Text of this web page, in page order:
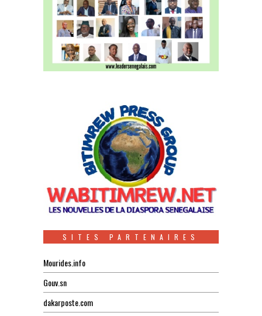
SITES PARTENAIRES
Mourides.info
Gouv.sn
dakarposte.com